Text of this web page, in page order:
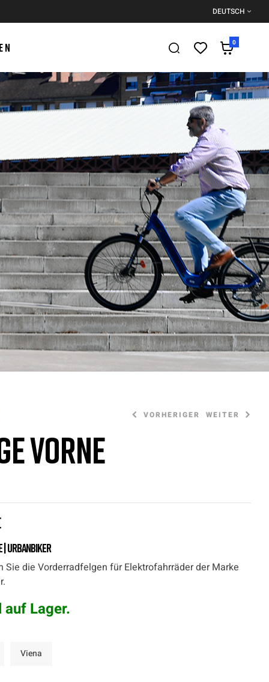
DEUTSCH
0
VORHERIGER WEITER
vorne
| UrbanBiker
Sie die Vorderradfelgen für Elektrofahrräder der Marke
Lager.
Viena